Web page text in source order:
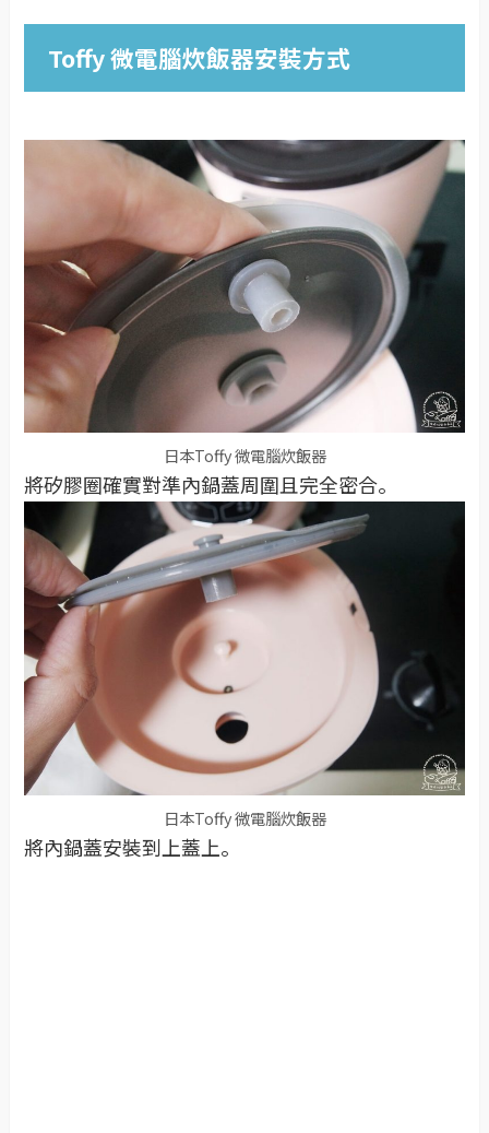
Toffy 微電腦炊飯器安裝方式
日本Toffy 微電腦炊飯器
將矽膠圈確實對準內鍋蓋周圍且完全密合。
日本Toffy 微電腦炊飯器
將內鍋蓋安裝到上蓋上。